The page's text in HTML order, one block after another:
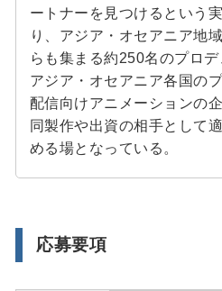
ートナーを見つけるという
り、アジア・オセアニア地
らも集まる約250名のプロデ
アジア・オセアニア各国の
配信向けアニメーションの
同製作や出資の相手として
める場となっている。
応募要項